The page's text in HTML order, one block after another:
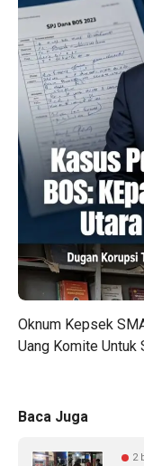
Oknum Kepsek
Uang Komite Untuk
Baca Juga
2